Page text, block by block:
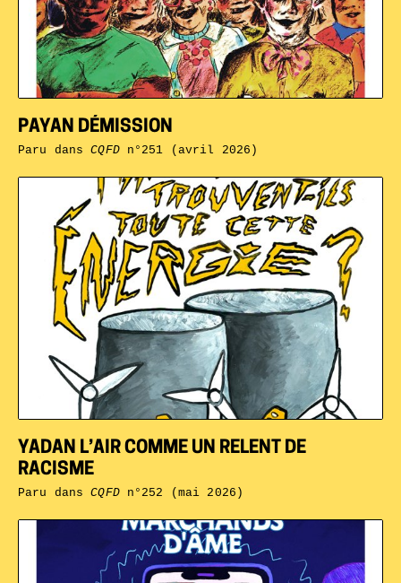
YADAN L’AIR COMME UN RELENT DE
RACISME
Paru dansCQFDn°252 (mai 2026)
PAYAN DÉMISSION
Paru dansCQFDn°251 (avril 2026)